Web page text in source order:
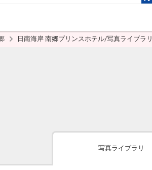
日南海岸 南郷プリンスホテル/写真ライブラリ
写真ライブラリ